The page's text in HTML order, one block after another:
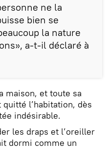
ne la
bien se
la nature
a-t-il déclaré à
maison, et toute sa
l’habitation, dès
indésirable.
les draps et l’oreiller
dormi comme un